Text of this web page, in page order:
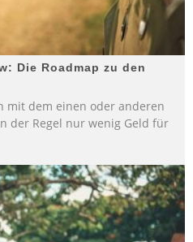
Die Roadmap zu den
mit dem einen oder anderen
der Regel nur wenig Geld für